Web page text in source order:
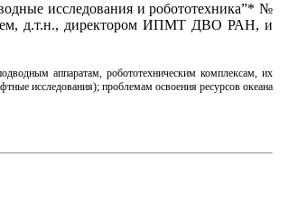
исследования и робототехника”* №
д.т.н., директором ИПМТ ДВО РАН, и
аппаратам, робототехническим комплексам, их
исследования); проблемам освоения ресурсов океана